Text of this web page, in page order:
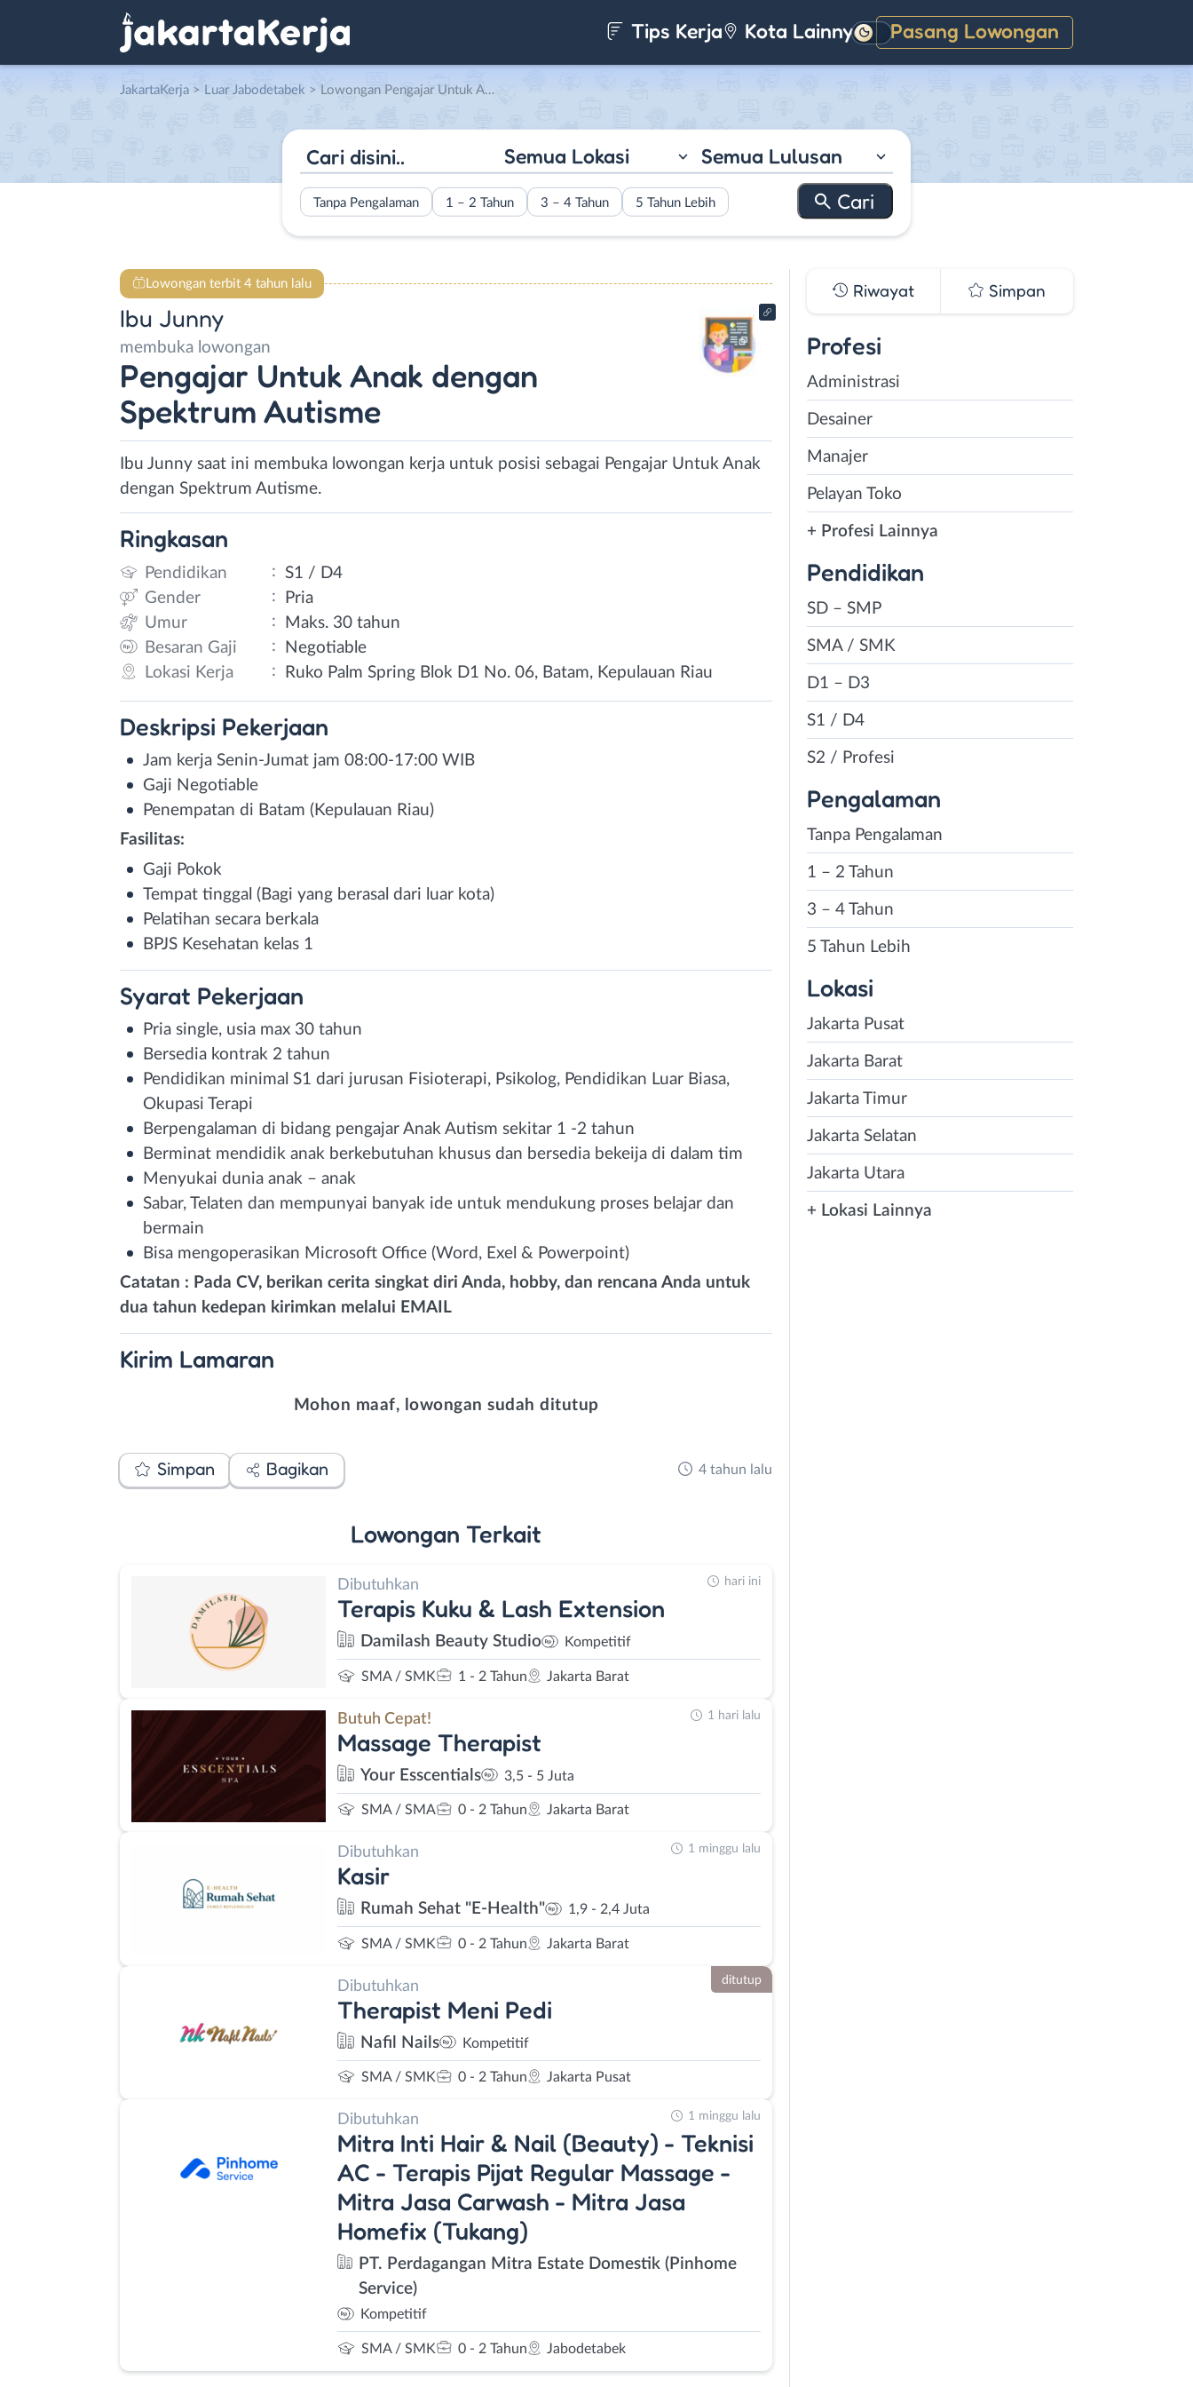
Tips Kerja Kota Lainnya Pasang Lowongan
Gelap
JakartaKerja > Luar Jabodetabek > Lowongan Pengajar Untuk Anak dengan Spektrum Autisme di Ibu Junny
Semua Lokasi Semua Lulusan
Tanpa Pengalaman 1 – 2 Tahun 3 – 4 Tahun 5 Tahun Lebih
Lowongan terbit 4 tahun lalu
Ibu Junny
membuka lowongan
Pengajar Untuk Anak dengan
Spektrum Autisme
Ibu Junny saat ini membuka lowongan kerja untuk posisi sebagai Pengajar Untuk Anak
dengan Spektrum Autisme.
Ringkasan
Pendidikan : S1 / D4
Gender
:
Pria
Umur
:
Maks. 30 tahun
Besaran Gaji
:
Negotiable
Lokasi Kerja
: Ruko Palm Spring Blok D1 No. 06, Batam, Kepulauan Riau
Deskripsi Pekerjaan
Jam kerja Senin-Jumat jam 08:00-17:00 WIB
Gaji Negotiable
Penempatan di Batam (Kepulauan Riau)
Fasilitas:
Gaji Pokok
Tempat tinggal (Bagi yang berasal dari luar kota)
Pelatihan secara berkala
BPJS Kesehatan kelas 1
Syarat Pekerjaan
Pria single, usia max 30 tahun
Bersedia kontrak 2 tahun
Pendidikan minimal S1 dari jurusan Fisioterapi, Psikolog, Pendidikan Luar Biasa,
Okupasi Terapi
Berpengalaman di bidang pengajar Anak Autism sekitar 1 -2 tahun
Berminat mendidik anak berkebutuhan khusus dan bersedia bekeija di dalam tim
Menyukai dunia anak – anak
Sabar, Telaten dan mempunyai banyak ide untuk mendukung proses belajar dan
bermain
Bisa mengoperasikan Microsoft Office (Word, Exel & Powerpoint)
Catatan : Pada CV, berikan cerita singkat diri Anda, hobby, dan rencana Anda untuk
dua tahun kedepan kirimkan melalui EMAIL
Kirim Lamaran
Mohon maaf, lowongan sudah ditutup
Simpan Bagikan 4 tahun lalu
Lowongan Terkait
Dibutuhkan
Terapis Kuku & Lash Extension
Damilash Beauty Studio Kompetitif
SMA / SMK 1 - 2 Tahun Jakarta Barat
hari ini
Butuh Cepat!
Massage Therapist
Your Esscentials 3,5 - 5 Juta
SMA / SMA 0 - 2 Tahun Jakarta Barat
1 hari lalu
Dibutuhkan
Kasir
Rumah Sehat "E-Health" 1,9 - 2,4 Juta
SMA / SMK 0 - 2 Tahun Jakarta Barat
1 minggu lalu
Dibutuhkan
Therapist Meni Pedi
Nafil Nails Kompetitif
SMA / SMK 0 - 2 Tahun Jakarta Pusat
ditutup
Dibutuhkan
Mitra Inti Hair & Nail (Beauty) - Teknisi
AC - Terapis Pijat Regular Massage -
Mitra Jasa Carwash - Mitra Jasa
Homefix (Tukang)
PT. Perdagangan Mitra Estate Domestik (Pinhome
Service)
Kompetitif
SMA / SMK 0 - 2 Tahun Jabodetabek
1 minggu lalu
Riwayat Simpan
Profesi
Administrasi
Desainer
Manajer
Pelayan Toko
+ Profesi Lainnya
Pendidikan
SD – SMP
SMA / SMK
D1 – D3
S1 / D4
S2 / Profesi
Pengalaman
Tanpa Pengalaman
1 – 2 Tahun
3 – 4 Tahun
5 Tahun Lebih
Lokasi
Jakarta Pusat
Jakarta Barat
Jakarta Timur
Jakarta Selatan
Jakarta Utara
+ Lokasi Lainnya